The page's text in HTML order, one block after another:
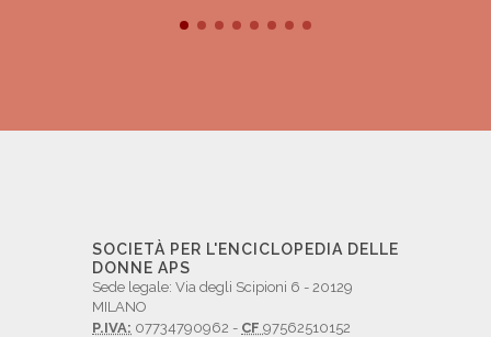
SOCIETÀ PER L'ENCICLOPEDIA DELLE
DONNE APS
Sede legale: Via degli Scipioni 6 - 20129
MILANO
P.IVA: 07734790962 - CF 97562510152